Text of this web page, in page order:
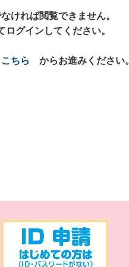
ければ閲覧できません。
グインしてください。
こちら からお進みください。